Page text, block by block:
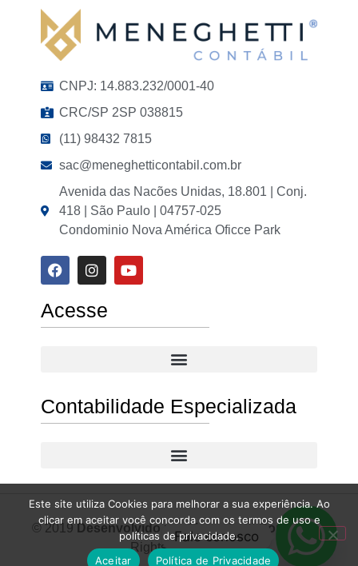
CNPJ: 14.883.232/0001-40
CRC/SP 2SP 038815
(11) 98432 7815
sac@meneghetticontabil.com.br
Avenida das Nacões Unidas, 18.801 | Conj.
418 | São Paulo | 04757-025
Condominio Nova América Oficce Park
Acesse
Contabilidade Especializada
© 2019Desenvolvido por Meneghetti ContábilAll
Rights Reserved.
Este site utiliza Cookies para melhorar a sua experiência. Ao
clicar em aceitar você concorda com os termos de uso e
políticas de privacidade.
Aceitar
Política de Privacidade
Fale conosco